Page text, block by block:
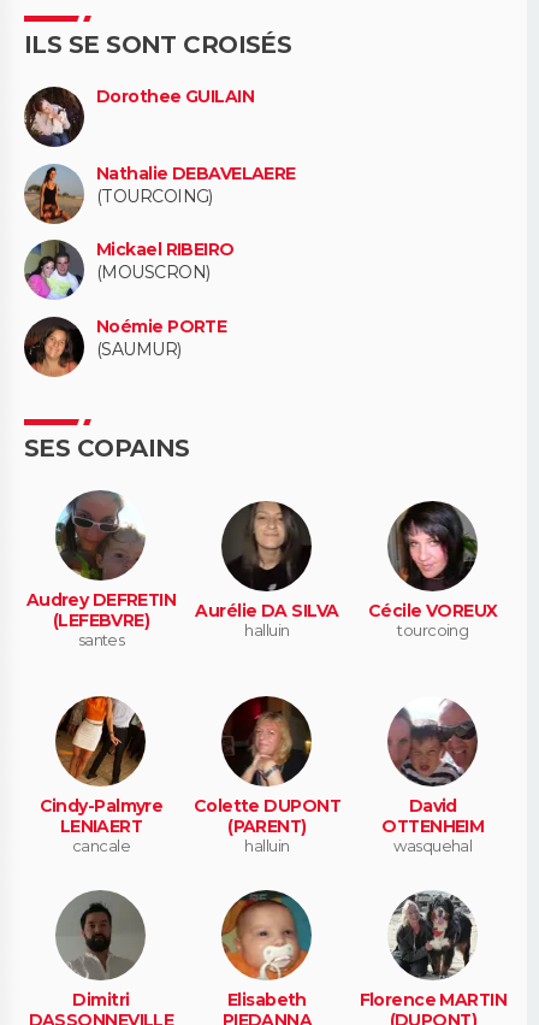
ILS SE SONT CROISÉS
Dorothee GUILAIN
Nathalie DEBAVELAERE
(TOURCOING)
Mickael RIBEIRO
(MOUSCRON)
Noémie PORTE
(SAUMUR)
SES COPAINS
Audrey DEFRETIN
(LEFEBVRE)
santes
Aurélie DA SILVA
halluin
Cécile VOREUX
tourcoing
Cindy-Palmyre
LENIAERT
cancale
Colette DUPONT
(PARENT)
halluin
David
OTTENHEIM
wasquehal
Dimitri
DASSONNEVILLE
Elisabeth
PIEDANNA
Florence MARTIN
(DUPONT)